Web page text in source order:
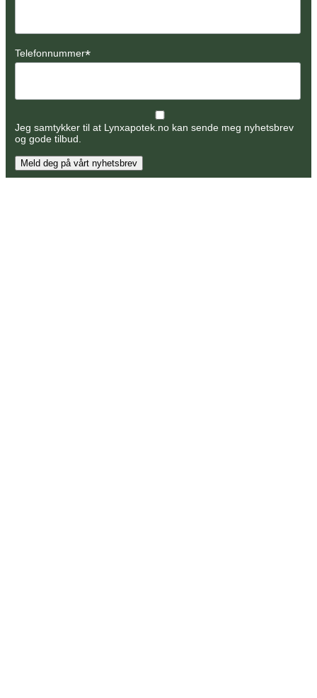
Telefonnummer*
Jeg samtykker til at Lynxapotek.no kan sende meg nyhetsbrev
og gode tilbud.
Meld deg på vårt nyhetsbrev